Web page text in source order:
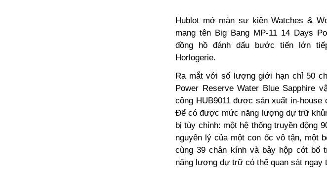
Hublot mở màn sự kiện Watches &
mang tên Big Bang MP-11 14 Days
đồng hồ đánh dấu bước tiến lớn
Horlogerie.
Ra mắt với số lượng giới hạn chỉ 50
Power Reserve Water Blue Sapphire
công HUB9011 được sản xuất in-
Để có được mức năng lượng dự trữ
bị tùy chỉnh: một hệ thống truyền động
nguyên lý của một con ốc vô tận, một
cùng 39 chân kính và bảy hộp cót bố
năng lượng dự trữ có thể quan sát ngay